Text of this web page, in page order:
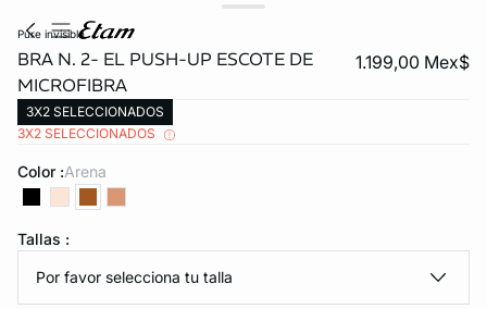
DE PANTIES
ahora
pure invisible
BRA N. 2- EL PUSH-UP ESCOTE DE
MICROFIBRA
1.199,00 Mex$
3X2 SELECCIONADOS
3X2 SELECCIONADOS
Color : arena
Tallas :
Por favor selecciona tu talla